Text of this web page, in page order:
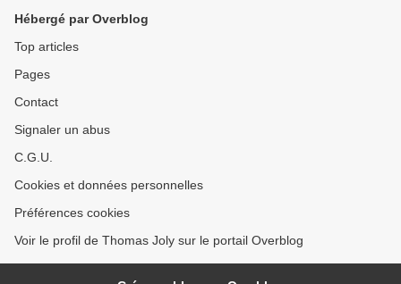
Hébergé par Overblog
Top articles
Pages
Contact
Signaler un abus
C.G.U.
Cookies et données personnelles
Préférences cookies
Voir le profil de Thomas Joly sur le portail Overblog